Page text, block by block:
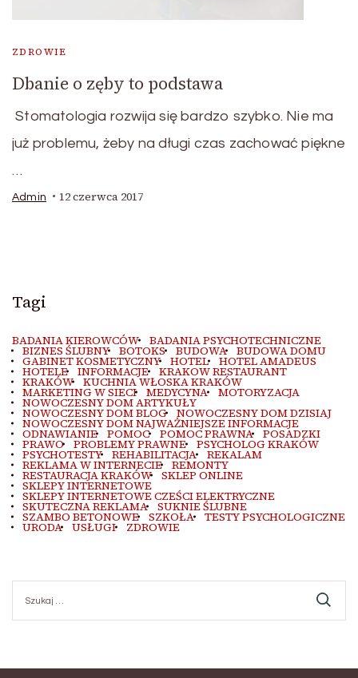
ZDROWIE
Dbanie o zęby to podstawa
Stomatologia rozwija się bardzo szybko. Nie ma
już problemu, żeby na długi czas zachować piękne
…
Admin 12 czerwca 2017
Tagi
BADANIA KIEROWCÓW BADANIA PSYCHOTECHNICZNE
BIZNES ŚLUBNY BOTOKS BUDOWA BUDOWA DOMU
GABINET KOSMETYCZNY HOTEL HOTEL AMADEUS
HOTELE INFORMACJE KRAKOW RESTAURANT
KRAKÓW KUCHNIA WŁOSKA KRAKÓW
MARKETING W SIECI MEDYCYNA MOTORYZACJA
NOWOCZESNY DOM ARTYKUŁY
NOWOCZESNY DOM BLOG NOWOCZESNY DOM DZISIAJ
NOWOCZESNY DOM NAJWAŻNIEJSZE INFORMACJE
ODNAWIANIE POMOC POMOC PRAWNA POSADZKI
PRAWO PROBLEMY PRAWNE PSYCHOLOG KRAKÓW
PSYCHOTESTY REHABILITACJA REKALAM
REKLAMA W INTERNECIE REMONTY
RESTAURACJA KRAKÓW SKLEP ONLINE
SKLEPY INTERNETOWE
SKLEPY INTERNETOWE CZEŚCI ELEKTRYCZNE
SKUTECZNA REKLAMA SUKNIE ŚLUBNE
SZAMBO BETONOWE SZKOŁA TESTY PSYCHOLOGICZNE
URODA USŁUGI ZDROWIE